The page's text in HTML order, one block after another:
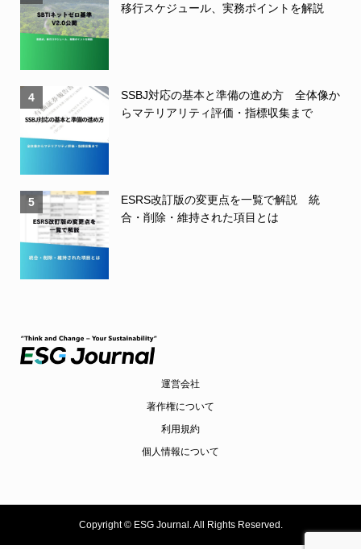
移行スケジュール、実務ポイントを解説
4
SSBJ対応の基本と準備の進め方 全体像か
らマテリアリティ評価・指標収集まで
5
ESRS改訂版の変更点を一覧で解説 統
合・削除・維持された項目とは
運営会社
著作権について
利用規約
個人情報について
Copyright ©ESG Journal. All Rights Reserved.